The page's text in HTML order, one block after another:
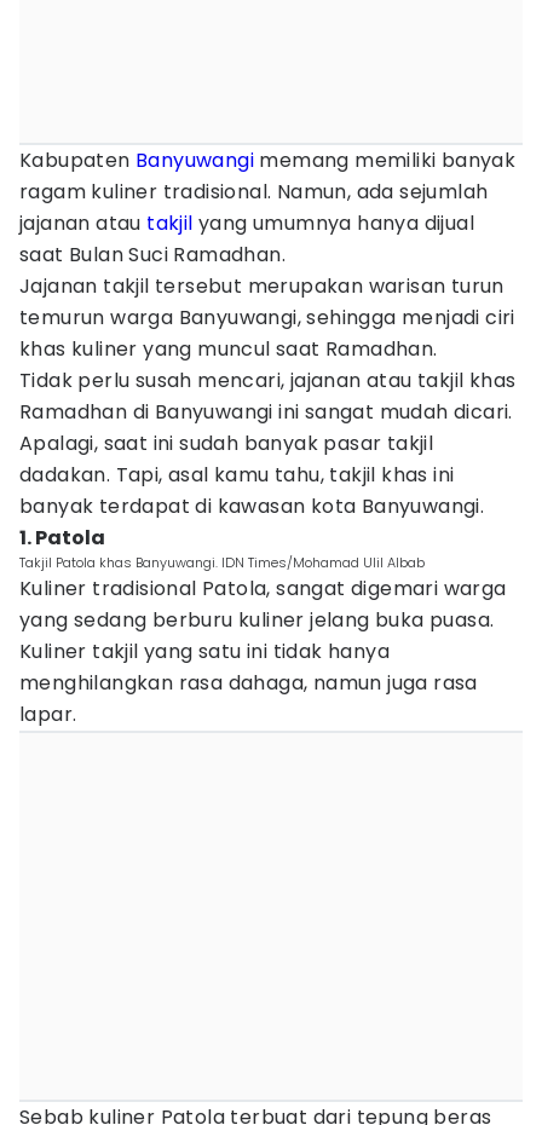
Kabupaten Banyuwangi memang memiliki banyak
ragam kuliner tradisional. Namun, ada sejumlah
jajanan atau takjil yang umumnya hanya dijual
saat Bulan Suci Ramadhan.
Jajanan takjil tersebut merupakan warisan turun
temurun warga Banyuwangi, sehingga menjadi ciri
khas kuliner yang muncul saat Ramadhan.
Tidak perlu susah mencari, jajanan atau takjil khas
Ramadhan di Banyuwangi ini sangat mudah dicari.
Apalagi, saat ini sudah banyak pasar takjil
dadakan. Tapi, asal kamu tahu, takjil khas ini
banyak terdapat di kawasan kota Banyuwangi.
1. Patola
Takjil Patola khas Banyuwangi. IDN Times/Mohamad Ulil Albab
Kuliner tradisional Patola, sangat digemari warga
yang sedang berburu kuliner jelang buka puasa.
Kuliner takjil yang satu ini tidak hanya
menghilangkan rasa dahaga, namun juga rasa
lapar.
Sebab kuliner Patola terbuat dari tepung beras